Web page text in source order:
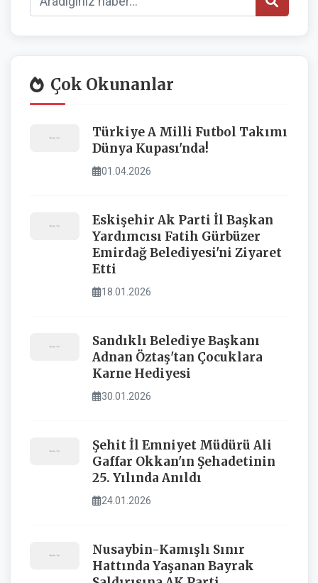
Çok Okunanlar
Türkiye A Milli Futbol Takımı
Dünya Kupası'nda!
01.04.2026
Eskişehir Ak Parti İl Başkan
Yardımcısı Fatih Gürbüzer
Emirdağ Belediyesi'ni Ziyaret
Etti
18.01.2026
Sandıklı Belediye Başkanı
Adnan Öztaş'tan Çocuklara
Karne Hediyesi
30.01.2026
Şehit İl Emniyet Müdürü Ali
Gaffar Okkan'ın Şehadetinin
25. Yılında Anıldı
24.01.2026
Nusaybin-Kamışlı Sınır
Hattında Yaşanan Bayrak